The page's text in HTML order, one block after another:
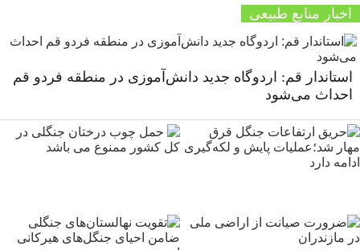
اخبار منابع طبیعی
استاندار قم: اردوگاه جدید دانش‌آموزی در منطقه فردو قم
احداث می‌شود